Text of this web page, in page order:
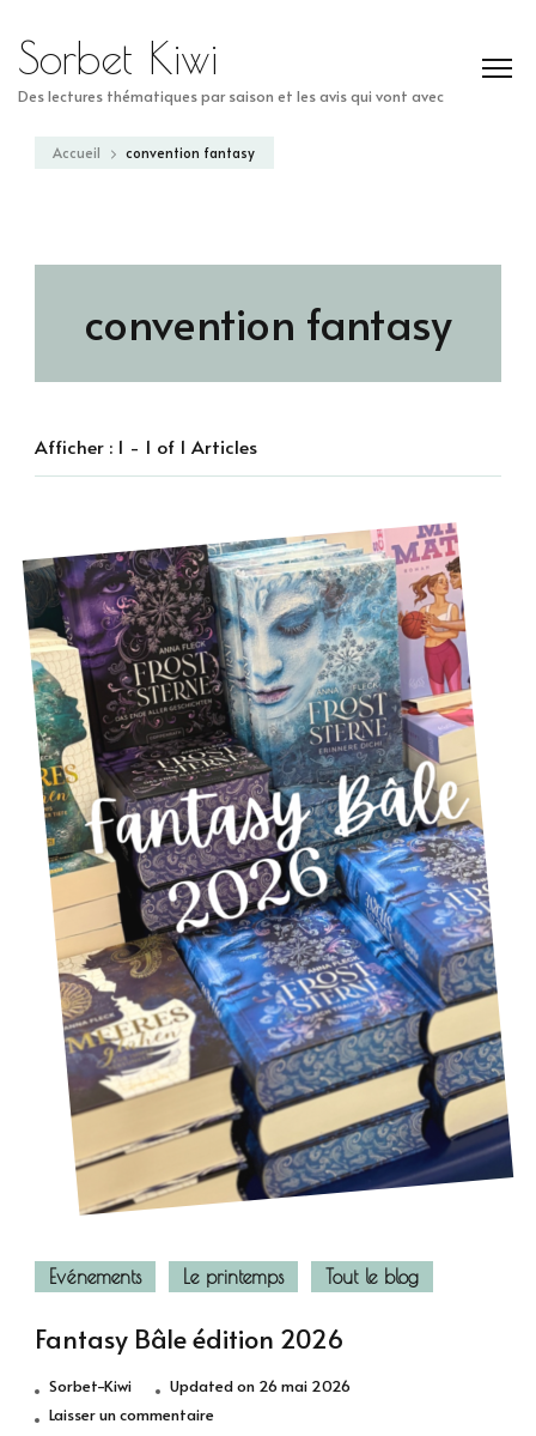
Sorbet Kiwi
Des lectures thématiques par saison et les avis qui vont avec
Accueil convention fantasy
convention fantasy
Afficher : 1 - 1 of 1 Articles
Evénements Le printemps Tout le blog
Fantasy Bâle édition 2026
Sorbet-Kiwi Updated on 26 mai 2026
Laisser un commentairesur